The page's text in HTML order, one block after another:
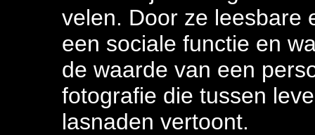
velen. Door ze leesbare
een sociale functie en
de waarde van een
fotografie die tussen
lasnaden vertoont.